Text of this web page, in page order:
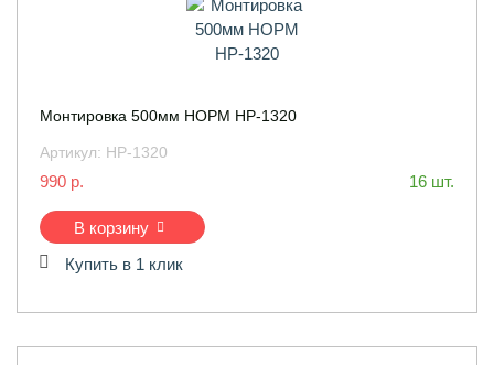
Монтировка 500мм НОРМ HP-1320
Артикул: HP-1320
990 р. 16 шт.
В корзину
Купить в 1 клик